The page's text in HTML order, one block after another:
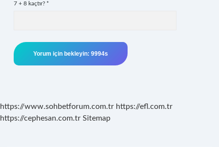
7 + 8 kaçtır? *
https://www.sohbetforum.com.tr https://efl.com.tr
https://cephesan.com.tr Sitemap